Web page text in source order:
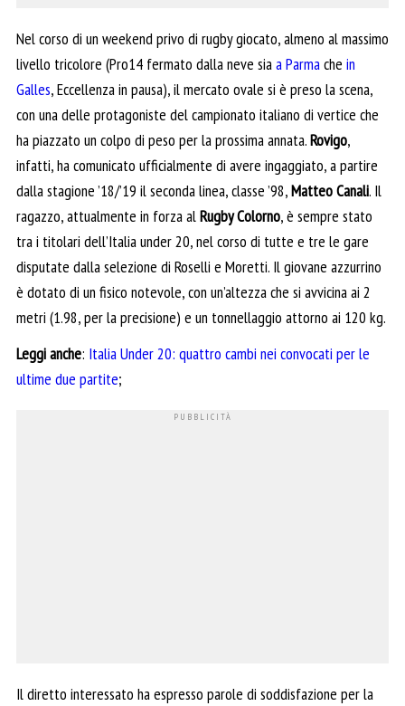
Nel corso di un weekend privo di rugby giocato, almeno al massimo
livello tricolore (Pro14 fermato dalla neve siaa Parmache in
Galles, Eccellenza in pausa), il mercato ovale si è preso la scena,
con una delle protagoniste del campionato italiano di vertice che
ha piazzato un colpo di peso per la prossima annata.Rovigo,
infatti, ha comunicato ufficialmente di avere ingaggiato, a partire
dalla stagione ’18/’19 il seconda linea, classe ’98,Matteo Canali. Il
ragazzo, attualmente in forza alRugby Colorno, è sempre stato
tra i titolari dell’Italia under 20, nel corso di tutte e tre le gare
disputate dalla selezione di Roselli e Moretti. Il giovane azzurrino
è dotato di un fisico notevole, con un’altezza che si avvicina ai 2
metri (1.98, per la precisione) e un tonnellaggio attorno ai 120 kg.
Leggi anche: Italia Under 20: quattro cambi nei convocati per le
ultime due partite;
Il diretto interessato ha espresso parole di soddisfazione per la